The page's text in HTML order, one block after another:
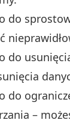
do
do
do
–